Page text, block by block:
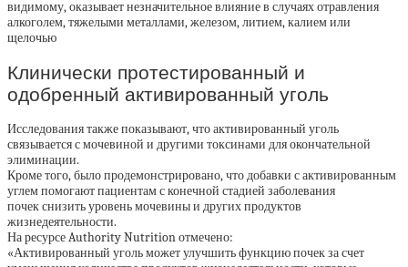
видимому, оказывает незначительное влияние в случаях отравления
алкоголем, тяжелыми металлами, железом, литием, калием или
щелочью
Клинически протестированный и
одобренный активированный уголь
Исследования также показывают, что активированный уголь
связывается с мочевиной и другими токсинами для окончательной
элиминации.
Кроме того, было продемонстрировано, что добавки с активированным
углем помогают пациентам с конечной стадией заболевания
почек снизить уровень мочевины и других продуктов
жизнедеятельности.
На ресурсе Authority Nutrition отмечено:
«Активированный уголь может улучшить функцию почек за счет